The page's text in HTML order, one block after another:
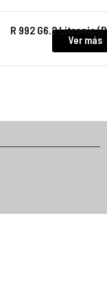
R 992 G6.2 Litronic
Ver más